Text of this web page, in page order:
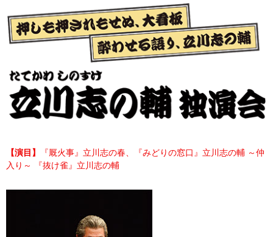
【演目】
『厩火事』立川志の春、『みどりの窓口』立川志の輔 ～仲
入り～ 『抜け雀』立川志の輔